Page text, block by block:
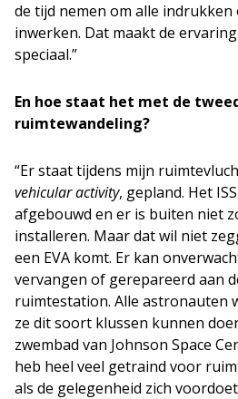
de tijd nemen om alle indrukken
inwerken. Dat maakt de
speciaal.”
En hoe staat het met de
ruimtewandeling?
“Er staat tijdens mijn
vehicular activity, gepland. Het
afgebouwd en er is buiten niet
installeren. Maar dat wil niet
een EVA komt. Er kan
vervangen of gerepareerd aan
ruimtestation. Alle astronauten
ze dit soort klussen kunnen
zwembad van Johnson Space
heb heel veel getraind voor
als de gelegenheid zich